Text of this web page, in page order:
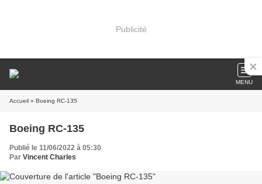
Publicité
MENU
Accueil » Boeing RC-135
Boeing RC-135
Publié le 11/06/2022 à 05:30
Par Vincent Charles